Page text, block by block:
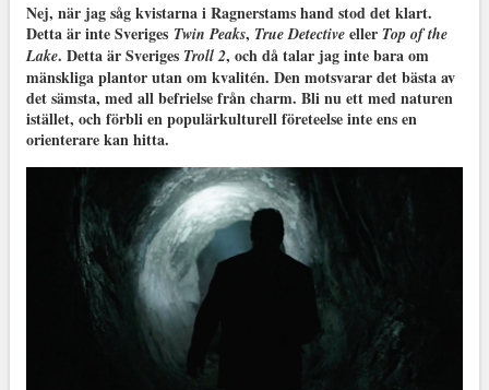
Nej, när jag såg kvistarna i Ragnerstams hand stod det klart.
Detta är inte Sveriges Twin Peaks, True Detectiveeller Top of the
Lake. Detta är Sveriges Troll 2, och då talar jag inte bara om
mänskliga plantor utan om kvalitén. Den motsvarar det bästa av
det sämsta, med all befrielse från charm. Bli nu ett med naturen
istället, och förbli en populärkulturell företeelse inte ens en
orienterare kan hitta.